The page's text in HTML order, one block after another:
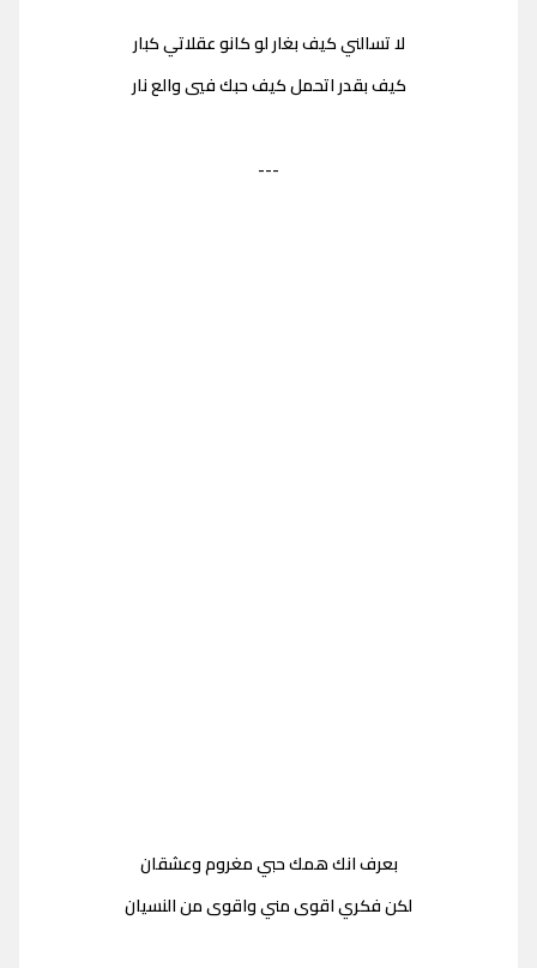
لا تسالني كيف بغار لو كانو عقلاتي كبار
كيف بقدر اتحمل كيف حبك فيي والع نار
---
بعرف انك همك حبي مغروم وعشقان
لكن فكري اقوى مني واقوى من النسيان